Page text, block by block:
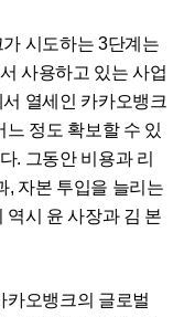
시도하는 3단계는
사용하고 있는 사업
열세인 카카오뱅크
정도 확보할 수 있
. 그동안 비용과 리
, 자본 투입을 늘리는
시 윤 사장과 김 본
카오뱅크의 글로벌